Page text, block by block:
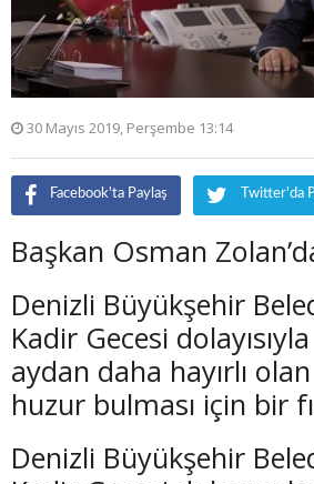
30 Mayıs 2019, Perşembe 13:14
Facebook'ta Paylaş Twitter'da
Başkan Osman
Denizli Büyükşehir
Kadir Gecesi
aydan daha hayırlı
huzur bulması için bir
Denizli Büyükşehir